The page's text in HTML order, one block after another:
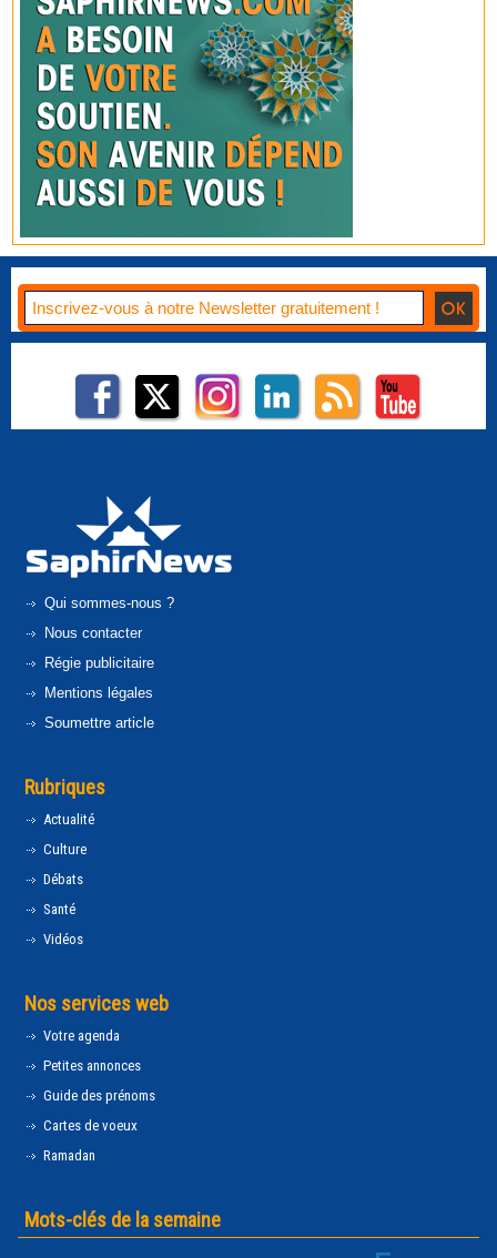
Qui sommes-nous ?
Nous contacter
Régie publicitaire
Mentions légales
Soumettre article
Rubriques
Actualité
Culture
Débats
Santé
Vidéos
Nos services web
Votre agenda
Petites annonces
Guide des prénoms
Cartes de voeux
Ramadan
Mots-clés de la semaine